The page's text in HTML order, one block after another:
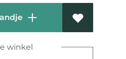
winkel